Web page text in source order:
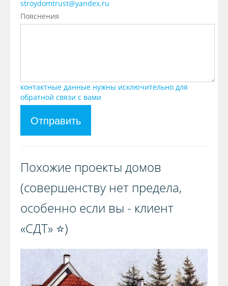
stroydomtrust@yandex.ru
Пояснения
контактные данные нужны исключительно для
обратной связи с вами
Отправить
Похожие проекты домов
(совершенству нет предела,
особенно если вы - клиент
«СДТ» ⭐️)️